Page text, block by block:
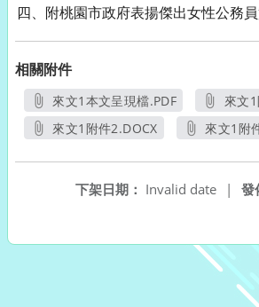
四、附桃園市政府表揚傑出女性公務員
相關附件
來文1本文呈現檔.PDF
另開新視窗
來文
來文1附件2.DOCX
來文1附
發
下架日期： Invalid date
|